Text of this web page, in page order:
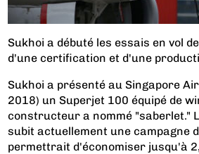
Sukhoi a débuté les essais en vol
d'une certification et d'une
Sukhoi a présenté au Singapore
2018) un Superjet 100 équipé de
constructeur a nommé "saberlet."
subit actuellement une campagne
permettrait d'économiser jusqu'à